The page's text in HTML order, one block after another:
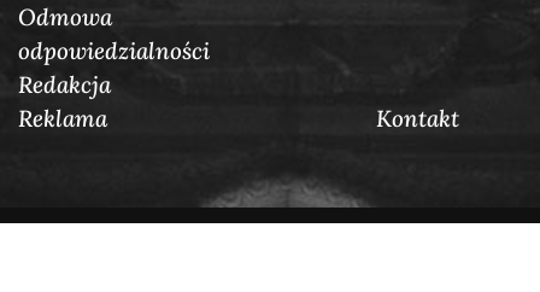
Odmowa
odpowiedzialności
Redakcja
Reklama
Кontakt